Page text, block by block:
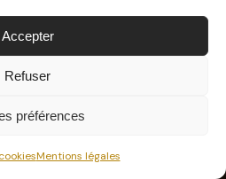
Accepter
Refuser
préférences
Mentions légales
les portes ou encore
fort de l’Epiq. On y
pochette scratchable